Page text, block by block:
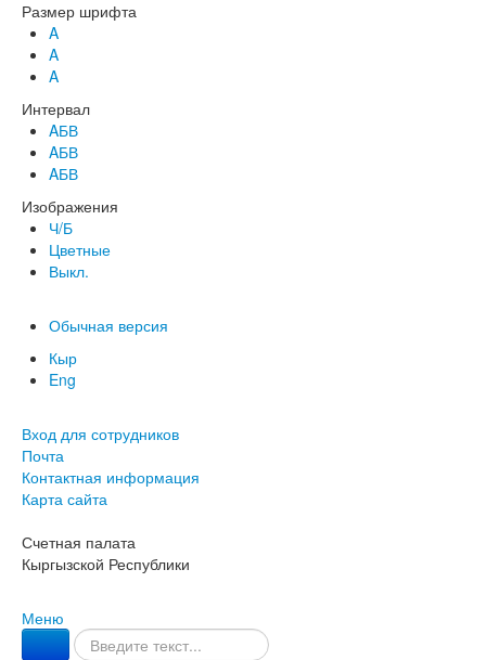
Размер шрифта
A
A
A
Интервал
AБВ
AБВ
AБВ
Изображения
Ч/Б
Цветные
Выкл.
Обычная версия
Кыр
Eng
Вход для сотрудников
Почта
Контактная информация
Карта сайта
Счетная палата
Кыргызской Республики
Меню